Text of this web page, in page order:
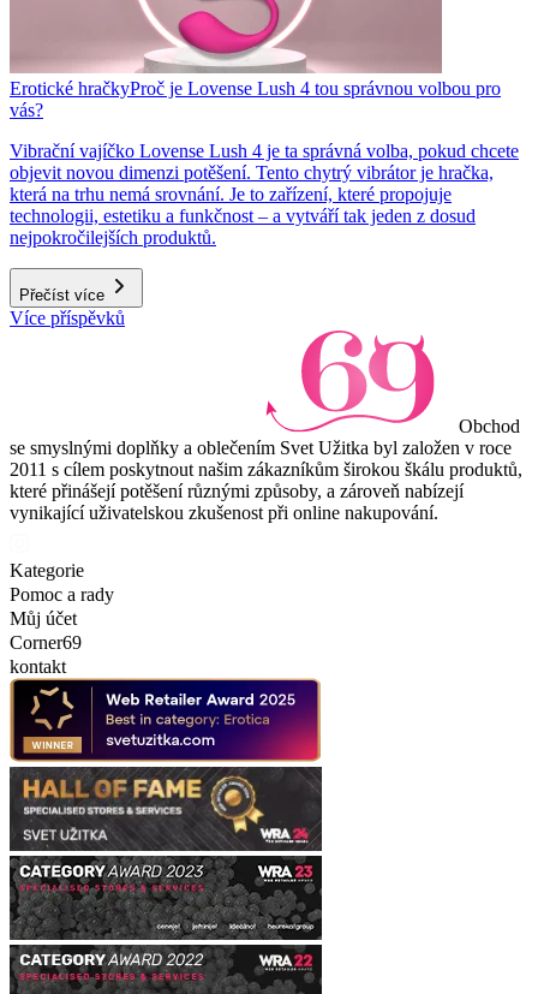
Erotické hračkyProč je Lovense Lush 4 tou správnou volbou pro
vás?
Vibrační vajíčko Lovense Lush 4 je ta správná volba, pokud chcete
objevit novou dimenzi potěšení. Tento chytrý vibrátor je hračka,
která na trhu nemá srovnání. Je to zařízení, které propojuje
technologii, estetiku a funkčnost – a vytváří tak jeden z dosud
nejpokročilejších produktů.
Přečíst více
Více příspěvků
Obchod
se smyslnými doplňky a oblečením Svet Užitka byl založen v roce
2011 s cílem poskytnout našim zákazníkům širokou škálu produktů,
které přinášejí potěšení různými způsoby, a zároveň nabízejí
vynikající uživatelskou zkušenost při online nakupování.
Kategorie
Pomoc a rady
Můj účet
Corner69
kontakt